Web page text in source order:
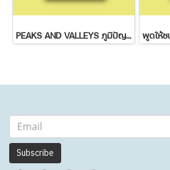
PEAKS AND VALLEYS ภูมิปัญญาฝ่าฟันชีวิต
Subscribe